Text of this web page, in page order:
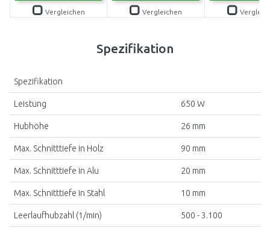
Vergleichen Vergleichen
Spezifikation
Spezifikation
Leistung 650 W
Hubhöhe 26 mm
Max. Schnitttiefe in Holz 90 mm
Max. Schnitttiefe in Alu 20 mm
Max. Schnitttiefe in Stahl 10 mm
Leerlaufhubzahl (1/min) 500 - 3.100